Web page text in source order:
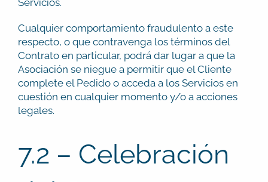
Cualquier comportamiento fraudulento a este
respecto, o que contravenga los términos del
Contrato en particular, podrá dar lugar a que la
Asociación se niegue a permitir que el Cliente
complete el Pedido o acceda a los Servicios en
cuestión en cualquier momento y/o a acciones
legales.
7.2 – Celebración